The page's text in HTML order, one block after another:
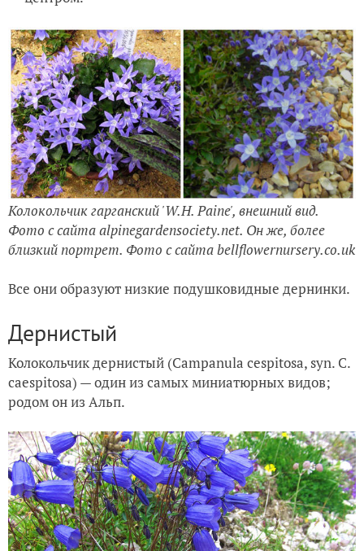
Колокольчик гарганский 'W.H. Paine', внешний вид.
Фото с сайта alpinegardensociety.net. Он же, более
близкий портрет. Фото с сайта bellflowernursery.co.uk
Все они образуют низкие подушковидные дернинки.
Дернистый
Колокольчик дернистый (Campanula cespitosa, syn. C.
caespitosa) — один из самых миниатюрных видов;
родом он из Альп.